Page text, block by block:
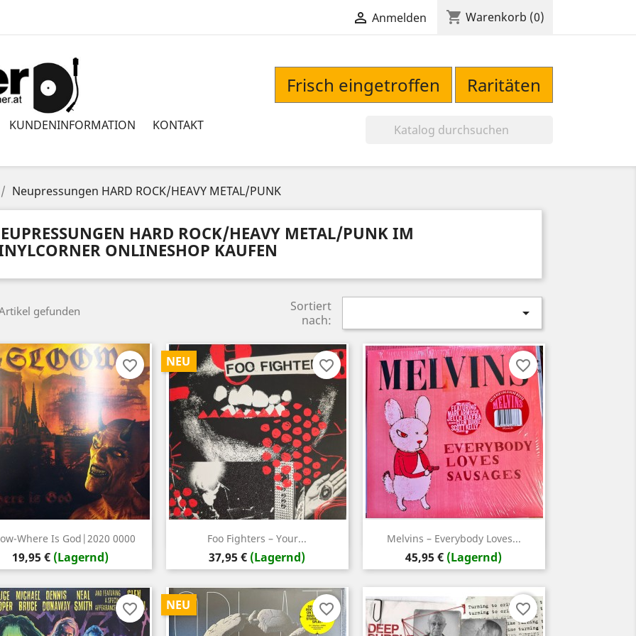
 Anmelden shopping_cart Warenkorb (0)
Frisch eingetroffen Raritäten
KUNDENINFORMATION KONTAKT
Neupressungen HARD ROCK/HEAVY METAL/PUNK
HARD ROCK/HEAVY METAL/PUNK IM
ONLINESHOP KAUFEN
gefunden
Sortiert
nach:

Where Is God|2020 0000
Preis
19,95 € (Lagernd)
Vorschau
favorite_border
Foo Fighters – Your...
Preis
37,95 € (Lagernd)
NEU
Vorschau
favorite_border
Melvins – Everybody Loves...
Preis
45,95 € (Lagernd)
 Vorschau
favorite_border
favorite_border NEU favorite_border favorite_border